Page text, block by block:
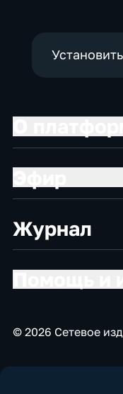
Журнал
© 2026 Сетевое